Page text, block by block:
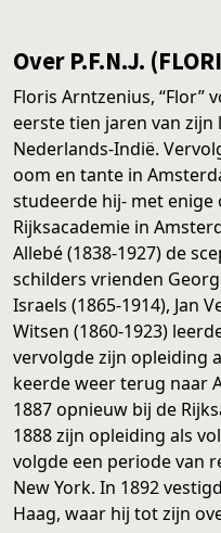
Over P.F.N.J.
Floris Arntzenius, “Flor”
eerste tien jaren van
Nederlands-Indië.
oom en tante in
studeerde hij- met
Rijksacademie in
Allebé (1838-1927) de
schilders vrienden
Israels (1865-1914), Jan
Witsen (1860-1923)
vervolgde zijn opleiding
keerde weer terug naar
1887 opnieuw bij de
1888 zijn opleiding als
volgde een periode van
New York. In 1892
Haag, waar hij tot zijn